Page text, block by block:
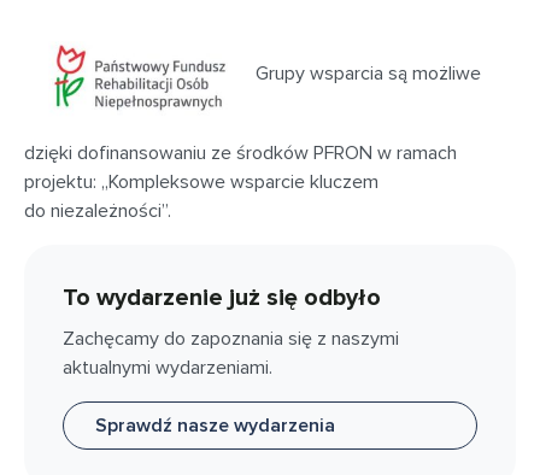
Grupy wsparcia są możliwe
dzięki dofinansowaniu ze środków PFRON w ramach
projektu: „Kompleksowe wsparcie kluczem
do niezależności”.
To wydarzenie już się odbyło
Zachęcamy do zapoznania się z naszymi
aktualnymi wydarzeniami.
Sprawdź nasze wydarzenia